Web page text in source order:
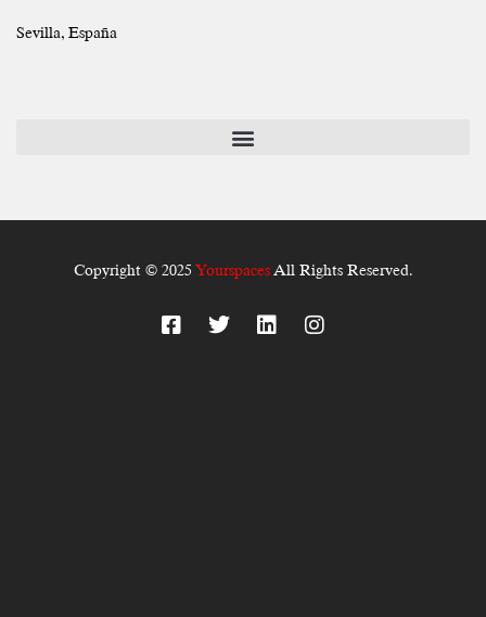
Sevilla, España
Copyright © 2025 YourspacesAll Rights Reserved.